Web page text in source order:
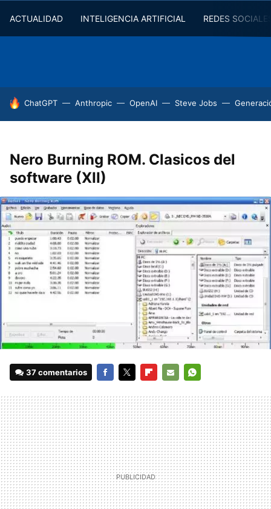
ACTUALIDAD INTELIGENCIA ARTIFICIAL REDES
HOY SE HABLA DE
ChatGPT Anthropic OpenAI Steve Jobs
Nero Burning ROM. Clasicos del
software (XII)
37 comentarios
MAIL